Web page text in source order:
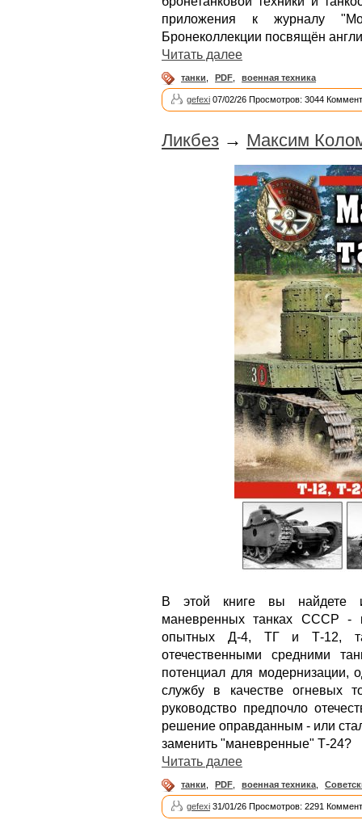
приложения к журналу
Бронеколлекции посвящён
Читать далее
танки PDF военная техника
gefexi 07/02/26 Просмотров: 3044
Ликбез → Максим
В этой книге вы найдете
маневренных танках СССР -
опытных Д-4, ТГ и Т-12,
отечественными средними
потенциал для модернизации,
службу в качестве огневых
руководство предпочло
решение оправданным - или
заменить "маневренные" Т-24?
Читать далее
танки PDF военная техника
gefexi 31/01/26 Просмотров: 2291